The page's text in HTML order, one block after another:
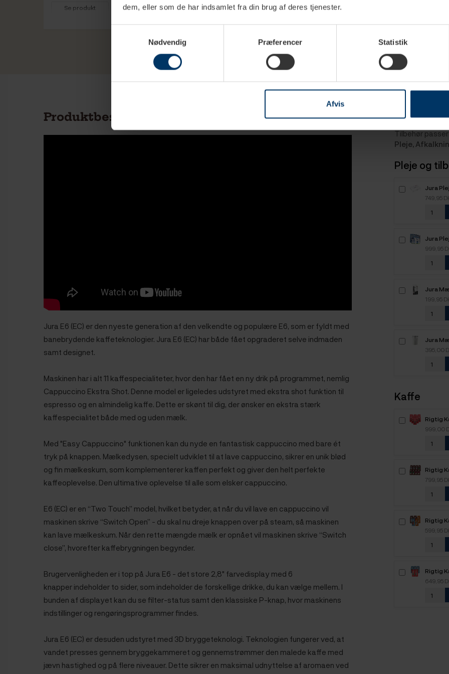
dem, eller som de har indsamlet fra din brug af deres tjenester.
Nødvendig
Præferencer Statistik
Afvis
Se produkt
Mælkesystem
Ja - fuldautomatisk
Produktbeskrivelse
Jura E6 (EC) er den nyeste generation af den velkendte og populære E6, som er fyldt med
banebrydende kaffeteknologier. Jura E6 (EC) har både fået opgraderet selve indmaden
samt designet.
Maskinen har i alt 11 kaffespecialiteter, hvor den har fået en ny drik på programmet, nemlig
Cappuccino Ekstra Shot. Denne model er ligeledes udstyret med ekstra shot funktion til
espresso og en almindelig kaffe. Dette er skønt til dig, der ønsker en ekstra stærk
kaffespecialitet både med og uden mælk.
Med "Easy Cappuccino" funktionen kan du nyde en fantastisk cappuccino med bare ét
tryk på knappen. Mælkedysen, specielt udviklet til at lave cappuccino, sikrer en unik blød
og fin mælkeskum, som komplementerer kaffen perfekt og giver den helt perfekte
kaffeoplevelse. Den ultimative oplevelse til alle som elsker cappuccino.
E6 (EC) er en “Two Touch” model, hvilket betyder, at når du vil lave en cappuccino vil
maskinen skrive “Switch Open” - du skal nu dreje knappen over på steam, så maskinen
kan lave mælkeskum. Når den rette mængde mælk er opnået vil maskinen skrive “Switch
close”, hvorefter kaffebrygningen begynder.
Brugervenligheden er i top på Jura E6 - det store 2,8" farvedisplay med 6
knapper indeholder to sider, som indeholder de forskellige drikke, du kan vælge mellem. I
bunden af displayet kan du se filter-status samt den klassiske P-knap, hvor maskinens
indstillinger og rengøringsprogrammer findes.
Jura E6 (EC) er desuden udstyret med 3D bryggeteknologi. Teknologien fungerer ved, at
vandet presses gennem bryggekammeret og gennemstrømmer den malede kaffe med
jævn hastighed og på flere niveauer. Dette sikrer en maksimal udnyttelse af aromaen ved
Must-
Tilbehør
Pleje,
Pleje og
Jura
749,95
Jura
Smart
Kaffe
999,95
Jura
HP1
199,95
Jura
Glas
395,00
Kaffe
Rigtig
Intenso
999,00
Rigtig
799,95
Rigtig
2,1kg
599,95
Rigtig
2,5kg
649,95